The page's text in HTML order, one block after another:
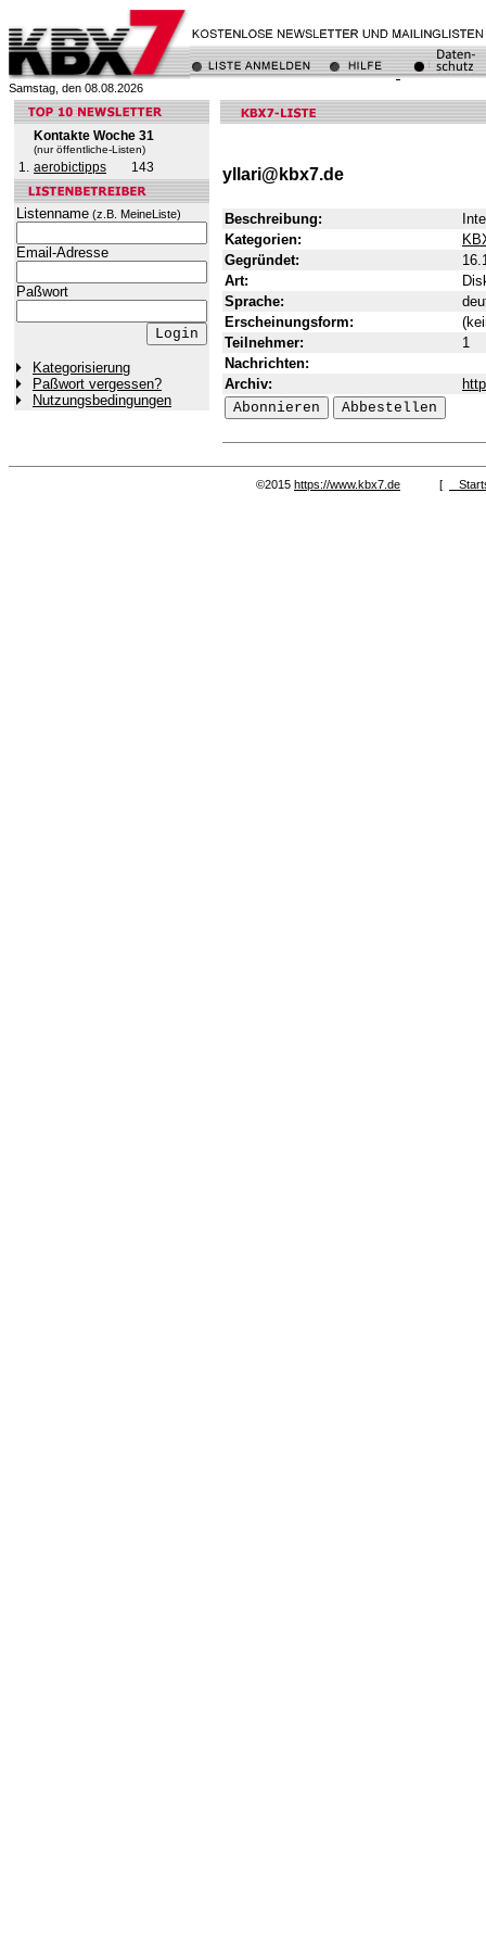
Samstag, den 08.08.2026
Kontakte Woche 31
(nur öffentliche-Listen)
1. aerobictipps 143
Listenname (z.B. MeineListe)
Email-Adresse
Paßwort
Kategorisierung
Paßwort vergessen?
Nutzungsbedingungen
yllari@kbx7.de
Beschreibung:
Kategorien:
Gegründet:
Art:
Sprache:
Erscheinungsform:
Teilnehmer:
1
Nachrichten:
Archiv:
©2015 https://www.kbx7.de [